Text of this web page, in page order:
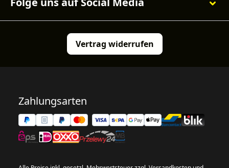
Vertrag widerrufen
Zahlungsarten